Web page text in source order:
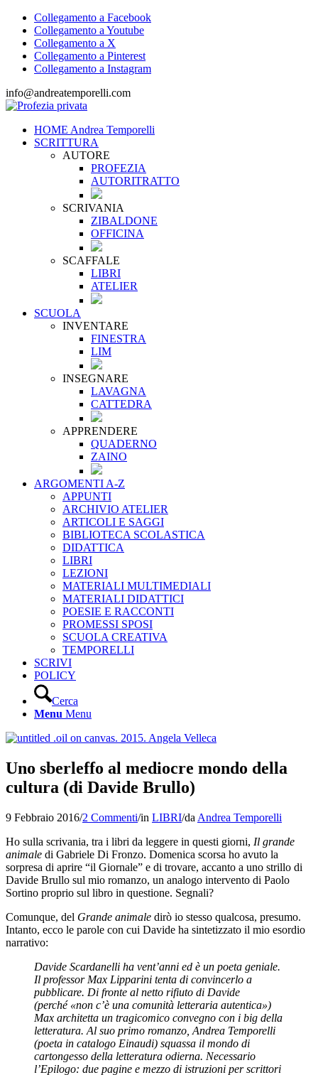
Collegamento a Facebook
Collegamento a Youtube
Collegamento a X
Collegamento a Pinterest
Collegamento a Instagram
info@andreatemporelli.com
HOME Andrea Temporelli
SCRITTURA
AUTORE
PROFEZIA
AUTORITRATTO
SCRIVANIA
ZIBALDONE
OFFICINA
SCAFFALE
LIBRI
ATELIER
SCUOLA
INVENTARE
FINESTRA
LIM
INSEGNARE
LAVAGNA
CATTEDRA
APPRENDERE
QUADERNO
ZAINO
ARGOMENTI A-Z
APPUNTI
ARCHIVIO ATELIER
ARTICOLI E SAGGI
BIBLIOTECA SCOLASTICA
DIDATTICA
LIBRI
LEZIONI
MATERIALI MULTIMEDIALI
MATERIALI DIDATTICI
POESIE E RACCONTI
PROMESSI SPOSI
SCUOLA CREATIVA
TEMPORELLI
SCRIVI
POLICY
Cerca
Menu Menu
Uno sberleffo al mediocre mondo della
cultura (di Davide Brullo)
9 Febbraio 2016/2 Commenti/in LIBRI/da Andrea Temporelli
Ho sulla scrivania, tra i libri da leggere in questi giorni, Il grande
animale di Gabriele Di Fronzo. Domenica scorsa ho avuto la
sorpresa di aprire “il Giornale” e di trovare, accanto a uno strillo di
Davide Brullo sul mio romanzo, un analogo intervento di Paolo
Sortino proprio sul libro in questione. Segnali?
Comunque, del Grande animale dirò io stesso qualcosa, presumo.
Intanto, ecco le parole con cui Davide ha sintetizzato il mio esordio
narrativo:
Davide Scardanelli ha vent’anni ed è un poeta geniale.
Il professor Max Lipparini tenta di convincerlo a
pubblicare. Di fronte al netto rifiuto di Davide
(perché «non c’è una comunità letteraria autentica»)
Max architetta un tragicomico convegno con i big della
letteratura. Al suo primo romanzo, Andrea Temporelli
(poeta in catalogo Einaudi) squassa il mondo di
cartongesso della letteratura odierna. Necessario
l’Epilogo: due pagine e mezzo di istruzioni per scrittori